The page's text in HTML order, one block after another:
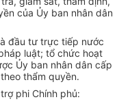
của Ủy ban nhân dân
đầu tư trực tiếp nước
luật; tổ chức hoạt
Ủy ban nhân dân cấp
thẩm quyền.
phi Chính phủ: